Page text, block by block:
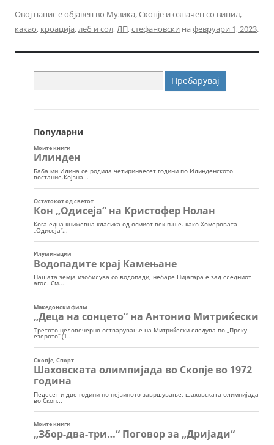
Овој напис е објавен во Музика,Скопје и означен со винил,
какао, кроација,леб и сол,ЛП,стефановски на февруари 1, 2023.
за:
Популарни